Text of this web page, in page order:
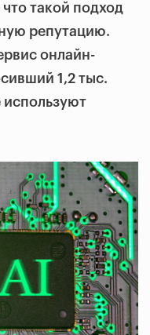
такой подход
репутацию.
онлайн-
1,2 тыс.
используют